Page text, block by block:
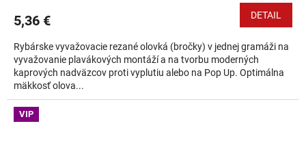
5,36 € DETAIL
Rybárske vyvažovacie rezané olovká (bročky) v jednej gramáži na
vyvažovanie plavákových montáží a na tvorbu moderných
kaprových nadväzcov proti vyplutiu alebo na Pop Up. Optimálna
mäkkosť olova...
VIP